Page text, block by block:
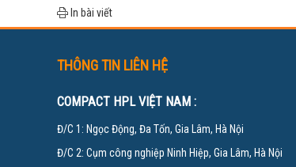
In bài viết
THÔNG TIN LIÊN HỆ
COMPACT HPL VIỆT NAM :
Đ/C 1: Ngọc Động, Đa Tốn, Gia Lâm, Hà Nội
Đ/C 2: Cụm công nghiệp Ninh Hiệp, Gia Lâm, Hà Nội